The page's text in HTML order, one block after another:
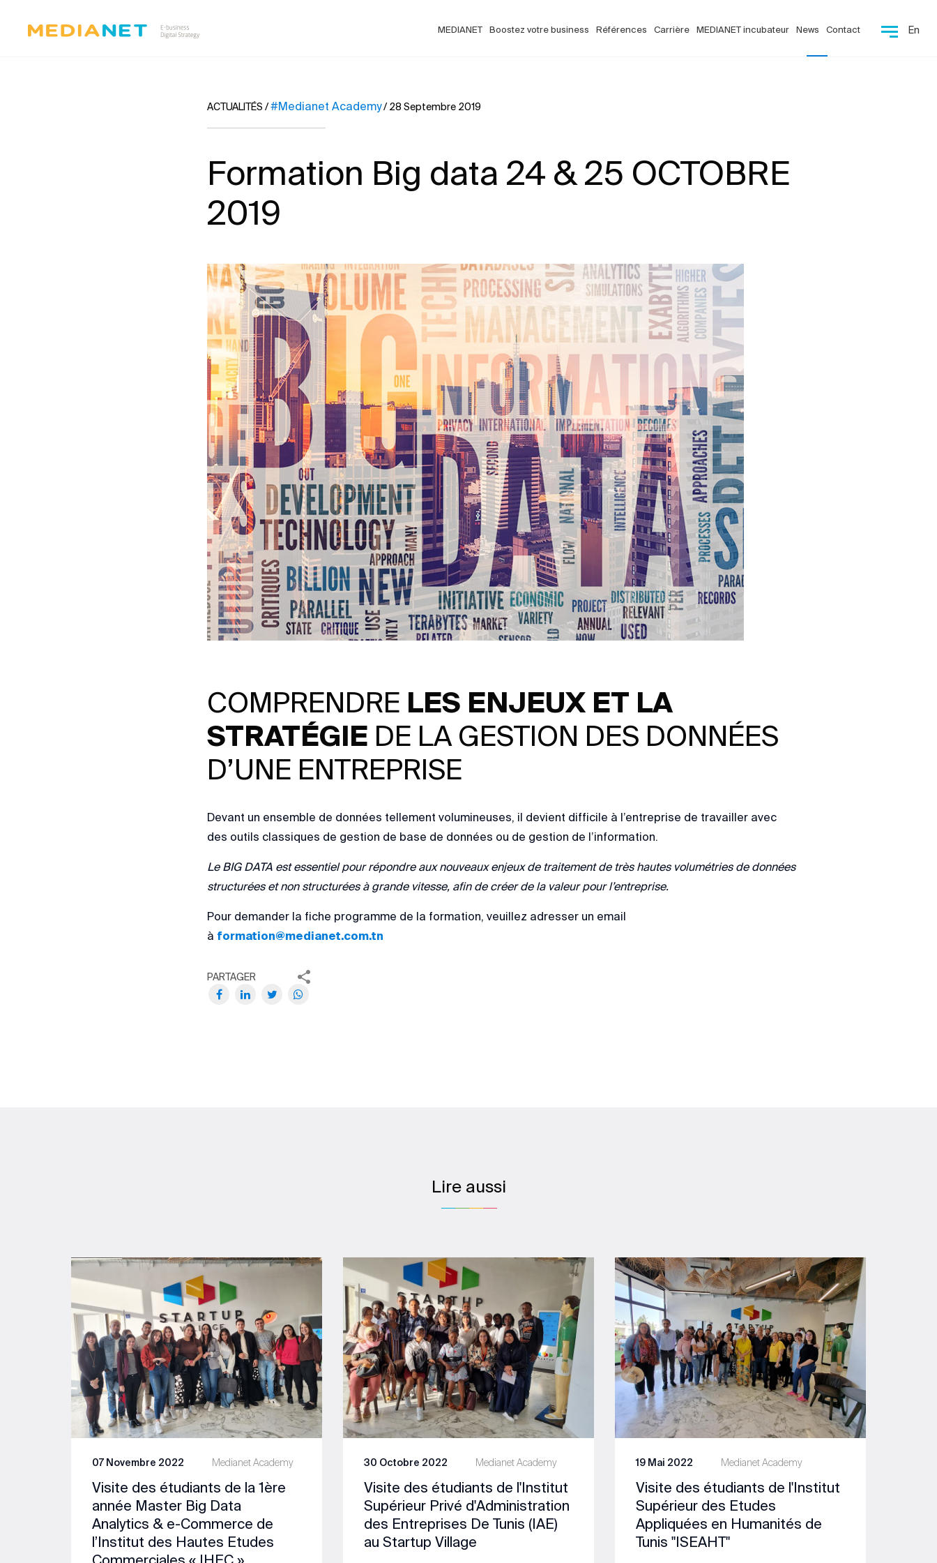
MEDIANET Boostez votre business Références Carrière MEDIANET incubateur News Contact En
ACTUALITÉS /#Medianet Academy/ 28 Septembre 2019
Formation Big data 24 & 25 OCTOBRE
2019
COMPRENDRE LES ENJEUX ET LA
STRATÉGIE DE LA GESTION DES DONNÉES
D’UNE ENTREPRISE
Devant un ensemble de données tellement volumineuses, il devient difficile à l’entreprise de travailler avec
des outils classiques de gestion de base de données ou de gestion de l’information.
Le BIG DATA est essentiel pour répondre aux nouveaux enjeux de traitement de très hautes volumétries de données
structurées et non structurées à grande vitesse, afin de créer de la valeur pour l’entreprise.
Pour demander la fiche programme de la formation, veuillez adresser un email
à formation@medianet.com.tn
PARTAGER
Lire aussi
Medianet Academy
07 Novembre 2022
Visite des étudiants de la 1ère
année Master Big Data
Analytics & e-Commerce de
l’Institut des Hautes Etudes
Medianet Academy
30 Octobre 2022
Visite des étudiants de l'Institut
Supérieur Privé d'Administration
des Entreprises De Tunis (IAE)
au Startup Village
Medianet Academy
19 Mai 2022
Visite des étudiants de l'Institut
Supérieur des Etudes
Appliquées en Humanités de
Tunis "ISEAHT"